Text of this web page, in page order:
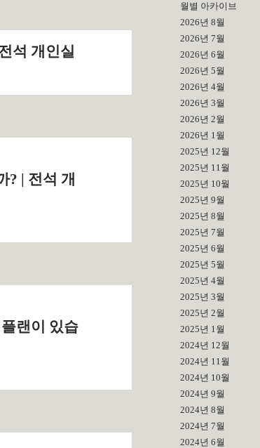
석 개인실
? | 전석 개
랜이 있습
월별 아카이브
2026년 8월
2026년 7월
2026년 6월
2026년 5월
2026년 4월
2026년 3월
2026년 2월
2026년 1월
2025년 12월
2025년 11월
2025년 10월
2025년 9월
2025년 8월
2025년 7월
2025년 6월
2025년 5월
2025년 4월
2025년 3월
2025년 2월
2025년 1월
2024년 12월
2024년 11월
2024년 10월
2024년 9월
2024년 8월
2024년 7월
2024년 6월